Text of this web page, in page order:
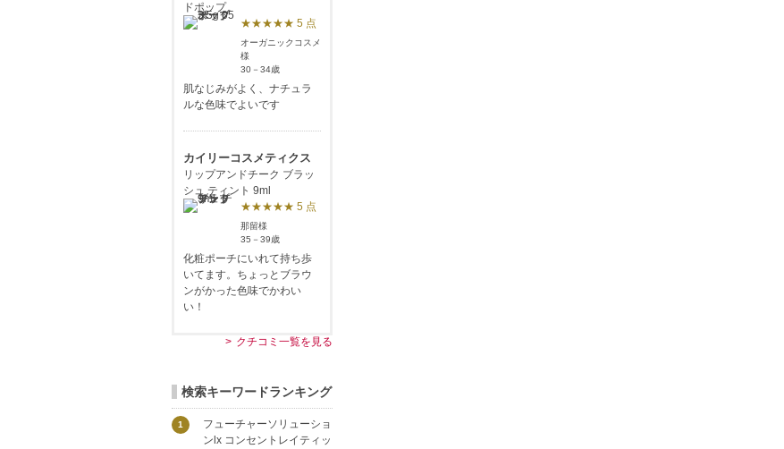
ドポップ
★★★★★ 5 点
オーガニックコスメ
様
30－34歳
肌なじみがよく、ナチュラ
ルな色味でよいです
カイリーコスメティクス
リップアンドチーク ブラッ
シュ ティント 9ml
★★★★★ 5 点
那留様
35－39歳
化粧ポーチにいれて持ち歩
いてます。ちょっとブラウ
ンがかった色味でかわい
い！
クチコミ一覧を見る
検索キーワードランキング
1
フューチャーソリューショ
ンlx コンセントレイティッ